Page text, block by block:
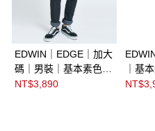
EDWIN｜EDGE｜加大
碼｜男裝｜基本素色窄
管丹寧直筒褲
NT$3,890
｜基
筒褲